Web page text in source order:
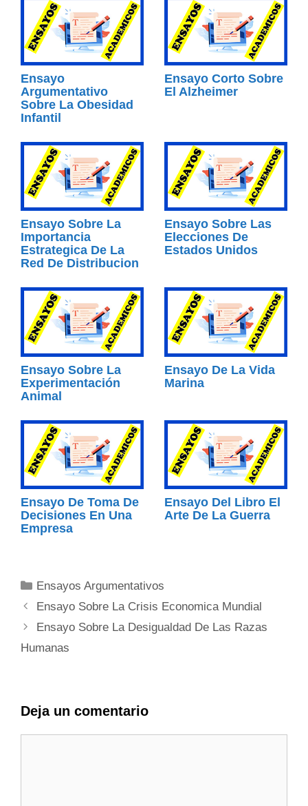
Ensayo
Argumentativo
Sobre La Obesidad
Infantil
Ensayo Corto Sobre
El Alzheimer
Ensayo Sobre La
Importancia
Estrategica De La
Red De Distribucion
Ensayo Sobre Las
Elecciones De
Estados Unidos
Ensayo Sobre La
Experimentación
Animal
Ensayo De La Vida
Marina
Ensayo De Toma De
Decisiones En Una
Empresa
Ensayo Del Libro El
Arte De La Guerra
Categorías
Ensayos Argumentativos
Ensayo Sobre La Crisis Economica Mundial
Ensayo Sobre La Desigualdad De Las Razas
Humanas
Deja un comentario